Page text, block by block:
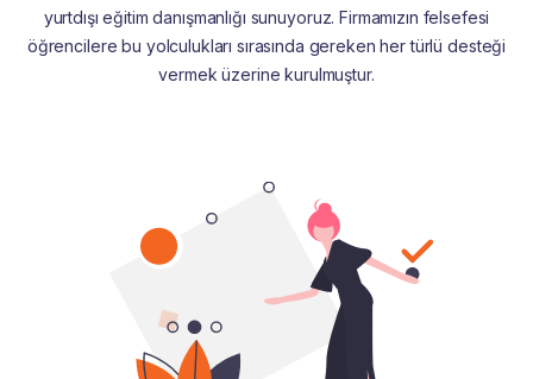
yurtdışı eğitim danışmanlığı sunuyoruz. Firmamızın felsefesi
öğrencilere bu yolculukları sırasında gereken her türlü desteği
vermek üzerine kurulmuştur.